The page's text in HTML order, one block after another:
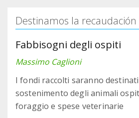
Destinamos la recaudación
Fabbisogni degli ospiti
Massimo Caglioni
I fondi raccolti saranno
sostenimento degli animali
foraggio e spese veterinarie